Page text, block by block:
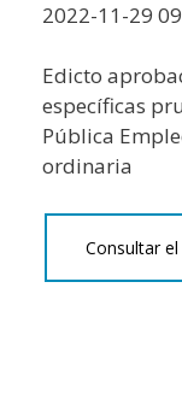
2022-11-29
Edicto
específicas
Pública
ordinaria
Consultar